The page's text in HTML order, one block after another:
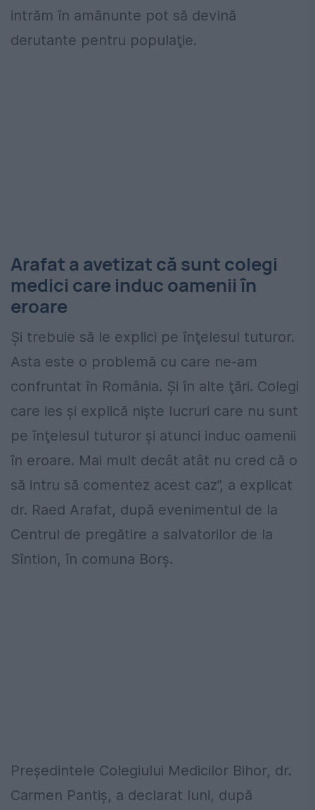
intrăm în amănunte pot să devină
derutante pentru populaţie.
Arafat a avetizat că sunt colegi
medici care induc oamenii în
eroare
Şi trebuie să le explici pe înţelesul tuturor.
Asta este o problemă cu care ne-am
confruntat în România. Şi în alte ţări. Colegi
care ies şi explică nişte lucruri care nu sunt
pe înţelesul tuturor şi atunci induc oamenii
în eroare. Mai mult decât atât nu cred că o
să intru să comentez acest caz”, a explicat
dr. Raed Arafat, după evenimentul de la
Centrul de pregătire a salvatorilor de la
Sîntion, în comuna Borş.
Preşedintele Colegiului Medicilor Bihor, dr.
Carmen Pantiş, a declarat luni, după